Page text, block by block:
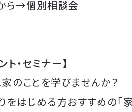
ら→個別相談会
・セミナー】
のことを学びませんか？
をはじめる方おすすめの「